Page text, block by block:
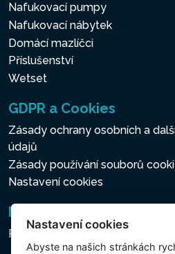
Nafukovací pumpy
Nafukovací nábytek
Domácí mazlíčci
Příslušenství
Wetset
GDPR a Cookies
Zásady ochrany osobních a
údajů
Zásady používání souborů
Nastavení cookies
Newsletter
Přihlášení k odběru novinek
Nastavení cookies
Abyste na našich stránkách